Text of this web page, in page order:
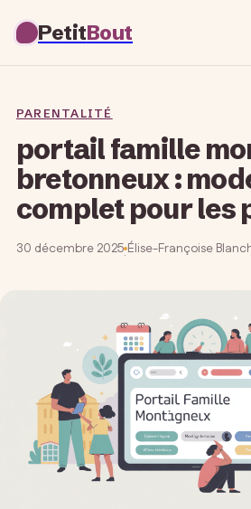
PetitBout
PARENTALITÉ
portail famille
bretonneux :
complet pour les
30 décembre 2025·Élise-Françoise